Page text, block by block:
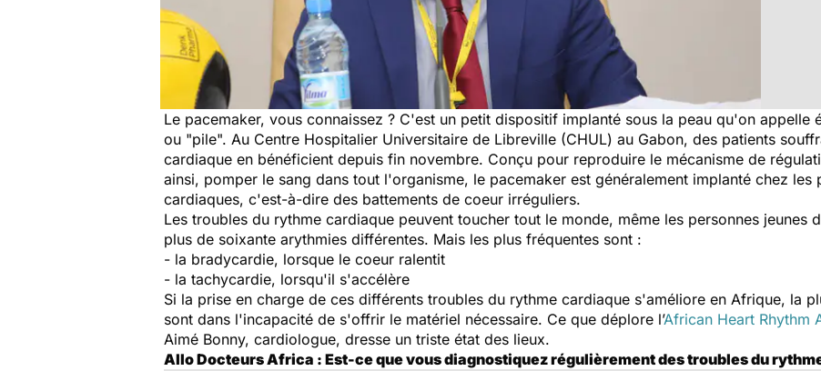
Le pacemaker, vous connaissez ? C'est un petit dispositif implanté sous la peau qu'on appelle
ou "pile". Au Centre Hospitalier Universitaire de Libreville (CHUL) au Gabon, des patients
cardiaque en bénéficient depuis fin novembre. Conçu pour reproduire le mécanisme de
ainsi, pomper le sang dans tout l'organisme, le pacemaker est généralement implanté chez les
cardiaques, c'est-à-dire des battements de coeur irréguliers.
Les troubles du rythme cardiaque peuvent toucher tout le monde, même les personnes jeunes
plus de soixante arythmies différentes. Mais les plus fréquentes sont :
- la bradycardie, lorsque le coeur ralentit
- la tachycardie, lorsqu'il s'accélère
Si la prise en charge de ces différents troubles du rythme cardiaque s'améliore en Afrique, la
sont dans l'incapacité de s'offrir le matériel nécessaire. Ce que déplore l’African Heart Rhythm
Aimé Bonny, cardiologue, dresse un triste état des lieux.
Allo Docteurs Africa : Est-ce que vous diagnostiquez régulièrement des troubles du